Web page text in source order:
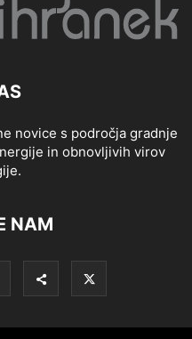
novice s področja gradnje
in obnovljivih virov
NAM